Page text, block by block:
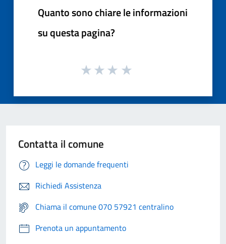
Quanto sono chiare le informazioni
su questa pagina?
Contatta il comune
Leggi le domande frequenti
Richiedi Assistenza
Chiama il comune 070 57921 centralino
Prenota un appuntamento